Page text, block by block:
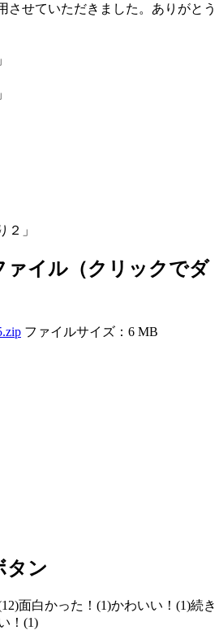
させていただきました。ありがとう
２」
ァイル（クリックでダ
ファイルサイズ：6 MB
タン
面白かった！(1)かわいい！(1)続き
！(1)